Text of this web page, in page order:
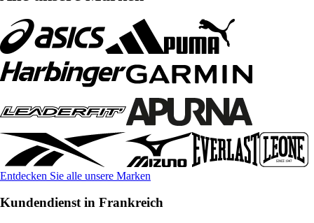
Entdecken Sie alle unsere Marken
Kundendienst in Frankreich